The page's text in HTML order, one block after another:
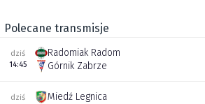
Polecane transmisje
dziś
14:45
Radomiak Radom
Górnik Zabrze
dziś
Miedź Legnica